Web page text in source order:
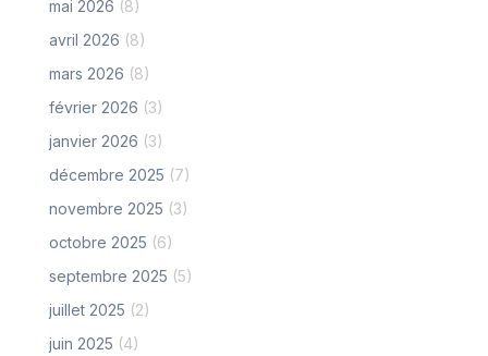
mai 2026 (8)
avril 2026 (8)
mars 2026 (8)
février 2026 (3)
janvier 2026 (3)
décembre 2025 (7)
novembre 2025 (3)
octobre 2025 (6)
septembre 2025 (5)
juillet 2025 (2)
juin 2025 (4)